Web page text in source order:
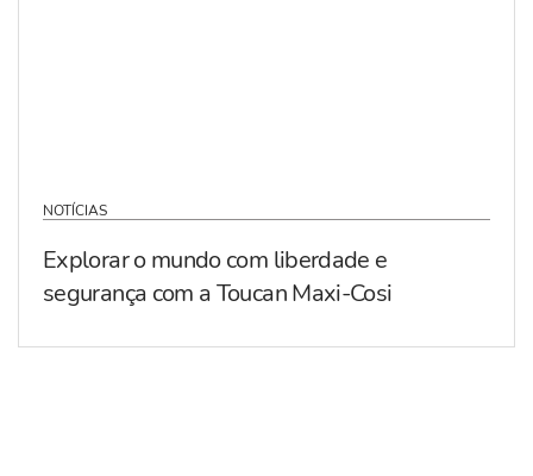
NOTÍCIAS
Explorar o mundo com liberdade e
segurança com a Toucan Maxi-Cosi